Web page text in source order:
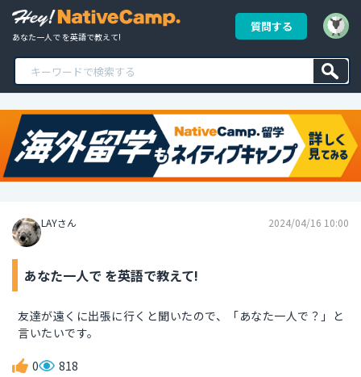
あなた一人で を英語で教えて!
質問する
LAYさん 2024/04/16 10:00
あなた一人で を英語で教えて!
友達が遠くに出張に行くと聞いたので、「あなた一人で？」と
言いたいです。
0 818